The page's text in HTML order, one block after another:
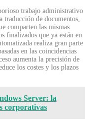
trabajo administrativo
traducción de documentos,
comparten las mismas
finalizados que ya están en
realiza gran parte
en las coincidencias
aumenta la precisión de
los costes y los plazos
Server: la
corporativas